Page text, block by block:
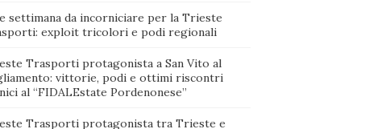
settimana da incorniciare per la Trieste
exploit tricolori e podi regionali
Trasporti protagonista a San Vito al
vittorie, podi e ottimi riscontri
al “FIDALEstate Pordenonese”
Trasporti protagonista tra Trieste e